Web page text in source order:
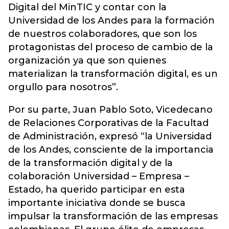
Digital del MinTIC y contar con la
Universidad de los Andes para la formación
de nuestros colaboradores, que son los
protagonistas del proceso de cambio de la
organización ya que son quienes
materializan la transformación digital, es un
orgullo para nosotros”.
Por su parte, Juan Pablo Soto, Vicedecano
de Relaciones Corporativas de la Facultad
de Administración, expresó “la Universidad
de los Andes, consciente de la importancia
de la transformación digital y de la
colaboración Universidad – Empresa –
Estado, ha querido participar en esta
importante iniciativa donde se busca
impulsar la transformación de las empresas